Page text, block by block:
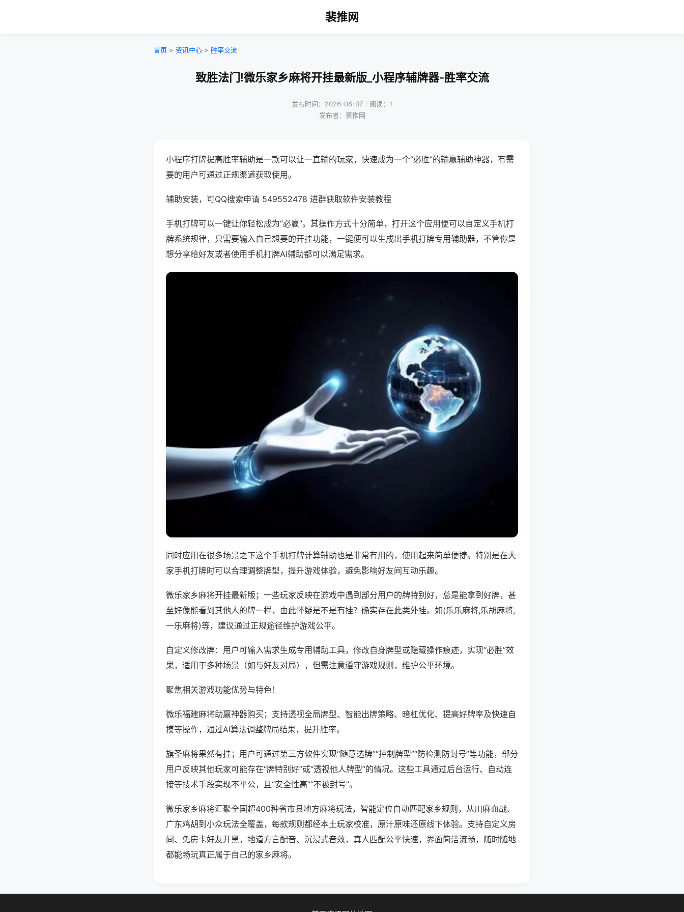
裴推网
首页 > 资讯中心 > 胜率交流
致胜法门!微乐家乡麻将开挂最新版_小程序辅牌器-胜率交流
发布时间：2026-08-07｜阅读：1
发布者：裴推网
小程序打牌提高胜率辅助是一款可以让一直输的玩家，快速成为一个“必胜”的输赢辅助神器，有需
要的用户可通过正规渠道获取使用。
辅助安装，可QQ搜索申请 549552478 进群获取软件安装教程
手机打牌可以一键让你轻松成为“必赢”。其操作方式十分简单，打开这个应用便可以自定义手机打
牌系统规律，只需要输入自己想要的开挂功能，一键便可以生成出手机打牌专用辅助器，不管你是
想分享给好友或者使用手机打牌AI辅助都可以满足需求。
同时应用在很多场景之下这个手机打牌计算辅助也是非常有用的，使用起来简单便捷。特别是在大
家手机打牌时可以合理调整牌型，提升游戏体验，避免影响好友间互动乐趣。
微乐家乡麻将开挂最新版；一些玩家反映在游戏中遇到部分用户的牌特别好，总是能拿到好牌，甚
至好像能看到其他人的牌一样，由此怀疑是不是有挂？确实存在此类外挂。如(乐乐麻将,乐胡麻将,
一乐麻将)等，建议通过正规途径维护游戏公平。
自定义修改牌：用户可输入需求生成专用辅助工具，修改自身牌型或隐藏操作痕迹，实现“必胜”效
果，适用于多种场景（如与好友对局），但需注意遵守游戏规则，维护公平环境。
聚焦相关游戏功能优势与特色！
微乐福建麻将助赢神器购买；支持透视全局牌型、智能出牌策略、暗杠优化、提高好牌率及快速自
摸等操作，通过AI算法调整牌局结果，提升胜率。
旗圣麻将果然有挂；用户可通过第三方软件实现“随意选牌”“控制牌型”“防检测防封号”等功能，部分
用户反映其他玩家可能存在“牌特别好”或“透视他人牌型”的情况。这些工具通过后台运行、自动连
接等技术手段实现不平公，且“安全性高”“不被封号”。
微乐家乡麻将汇聚全国超400种省市县地方麻将玩法，智能定位自动匹配家乡规则，从川麻血战、
广东鸡胡到小众玩法全覆盖，每款规则都经本土玩家校准，原汁原味还原线下体验。支持自定义房
间、免房卡好友开黑，地道方言配音、沉浸式音效，真人匹配公平快速，界面简洁流畅，随时随地
都能畅玩真正属于自己的家乡麻将。